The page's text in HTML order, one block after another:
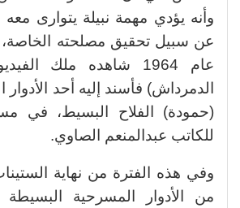
وأنه يؤدي مهمة نبيلة يتوارى معه
عن سبيل تحقيق مصلحته الخاصة،
عام 1964 شاهده ملك
الدمرداش) فأسند إليه أحد الأدوار
(حمودة) الفلاح البسيط، في
للكاتب عبدالمنعم الصاوي.
وفي هذه الفترة من نهاية
من الأدوار المسرحية